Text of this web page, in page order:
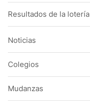
Resultados de la lotería
Noticias
Colegios
Mudanzas